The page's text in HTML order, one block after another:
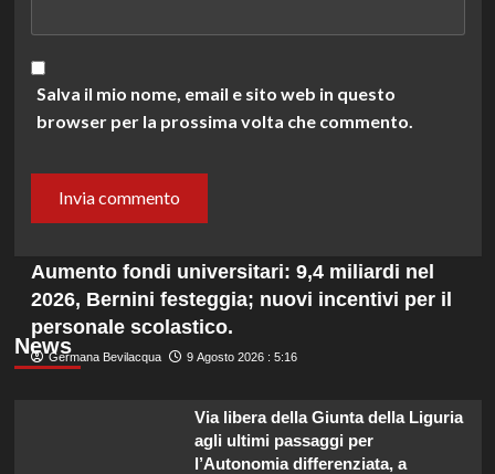
Salva il mio nome, email e sito web in questo
browser per la prossima volta che commento.
News
Aumento fondi universitari: 9,4 miliardi nel
2026, Bernini festeggia; nuovi incentivi per il
personale scolastico.
Germana Bevilacqua 9 Agosto 2026 : 5:16
Via libera della Giunta della Liguria
agli ultimi passaggi per
l’Autonomia differenziata, a